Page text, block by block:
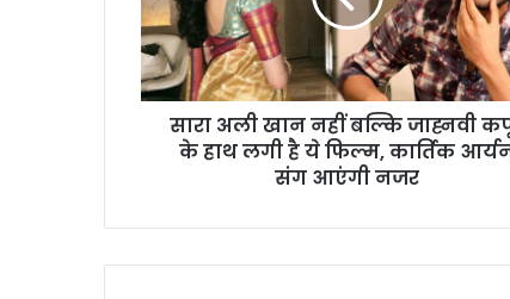
सारा अली खान नहीं बल्कि जाह्नवी
के हाथ लगी है ये फिल्म, कार्तिक
संग आएंगी नजर